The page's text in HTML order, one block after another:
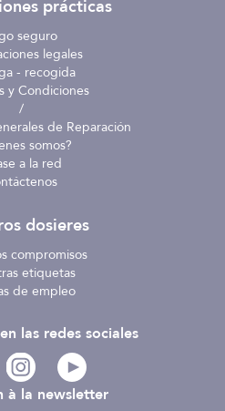
prácticas
seguro
legales
- recogida
y Condiciones
/
de Reparación
somos?
a la red
dosieres
compromisos
etiquetas
de empleo
à la newsletter
las redes sociales